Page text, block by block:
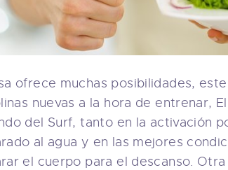
ofrece muchas posibilidades,
nuevas a la hora de entrenar,
del Surf, tanto en la activación
al agua y en las mejores
el cuerpo para el descanso.